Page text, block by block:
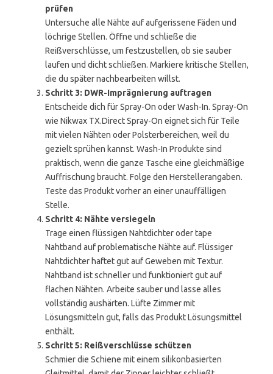
prüfen
Untersuche alle Nähte auf aufgerissene Fäden und
löchrige Stellen. Öffne und schließe die
Reißverschlüsse, um festzustellen, ob sie sauber
laufen und dicht schließen. Markiere kritische Stellen,
die du später nachbearbeiten willst.
Schritt 3: DWR-Imprägnierung auftragen
Entscheide dich für Spray-On oder Wash-In. Spray-On
wie Nikwax TX.Direct Spray-On eignet sich für Teile
mit vielen Nähten oder Polsterbereichen, weil du
gezielt sprühen kannst. Wash-In Produkte sind
praktisch, wenn die ganze Tasche eine gleichmäßige
Auffrischung braucht. Folge den Herstellerangaben.
Teste das Produkt vorher an einer unauffälligen
Stelle.
Schritt 4: Nähte versiegeln
Trage einen flüssigen Nahtdichter oder tape
Nahtband auf problematische Nähte auf. Flüssiger
Nahtdichter haftet gut auf Geweben mit Textur.
Nahtband ist schneller und funktioniert gut auf
flachen Nähten. Arbeite sauber und lasse alles
vollständig aushärten. Lüfte Zimmer mit
Lösungsmitteln gut, falls das Produkt Lösungsmittel
enthält.
Schritt 5: Reißverschlüsse schützen
Schmier die Schiene mit einem silikonbasierten